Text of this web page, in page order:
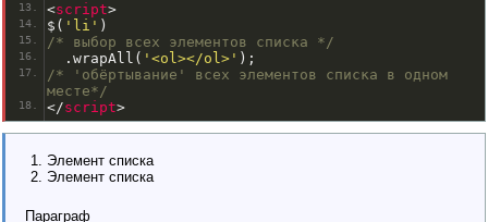
<script>
$ ( 'li' )
/* выбор всех элементов списка */
. wrapAll ( '<ol></ol>' );
/* 'обёртывание' всех элементов списка в одном
месте*/
</script>
Элемент списка
Элемент списка
Параграф